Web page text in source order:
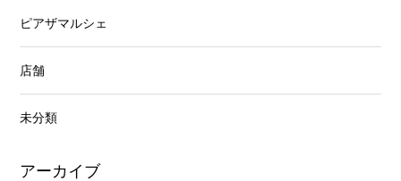
ピアザマルシェ
店舗
未分類
アーカイブ